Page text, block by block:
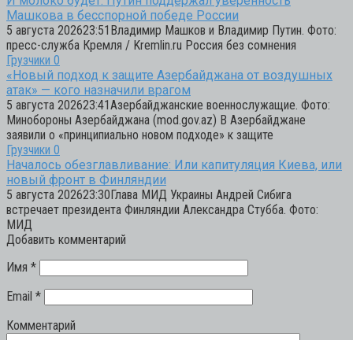
Машкова в бесспорной победе России
5 августа 202623:51Владимир Машков и Владимир Путин. Фото:
пресс-служба Кремля / Kremlin.ru Россия без сомнения
Грузчики 0
«Новый подход к защите Азербайджана от воздушных
атак» — кого назначили врагом
5 августа 202623:41Азербайджанские военнослужащие. Фото:
Минобороны Азербайджана (mod.gov.az) В Азербайджане
заявили о «принципиально новом подходе» к защите
Грузчики 0
Началось обезглавливание: Или капитуляция Киева, или
новый фронт в Финляндии
5 августа 202623:30Глава МИД Украины Андрей Сибига
встречает президента Финляндии Александра Стубба. Фото:
МИД
Добавить комментарий
Имя *
Email *
Комментарий